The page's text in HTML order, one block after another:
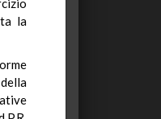
la